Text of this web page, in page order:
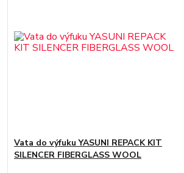
Vata do výfuku YASUNI REPACK KIT
SILENCER FIBERGLASS WOOL